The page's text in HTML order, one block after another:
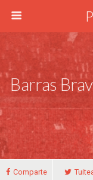
Barras
Comparte